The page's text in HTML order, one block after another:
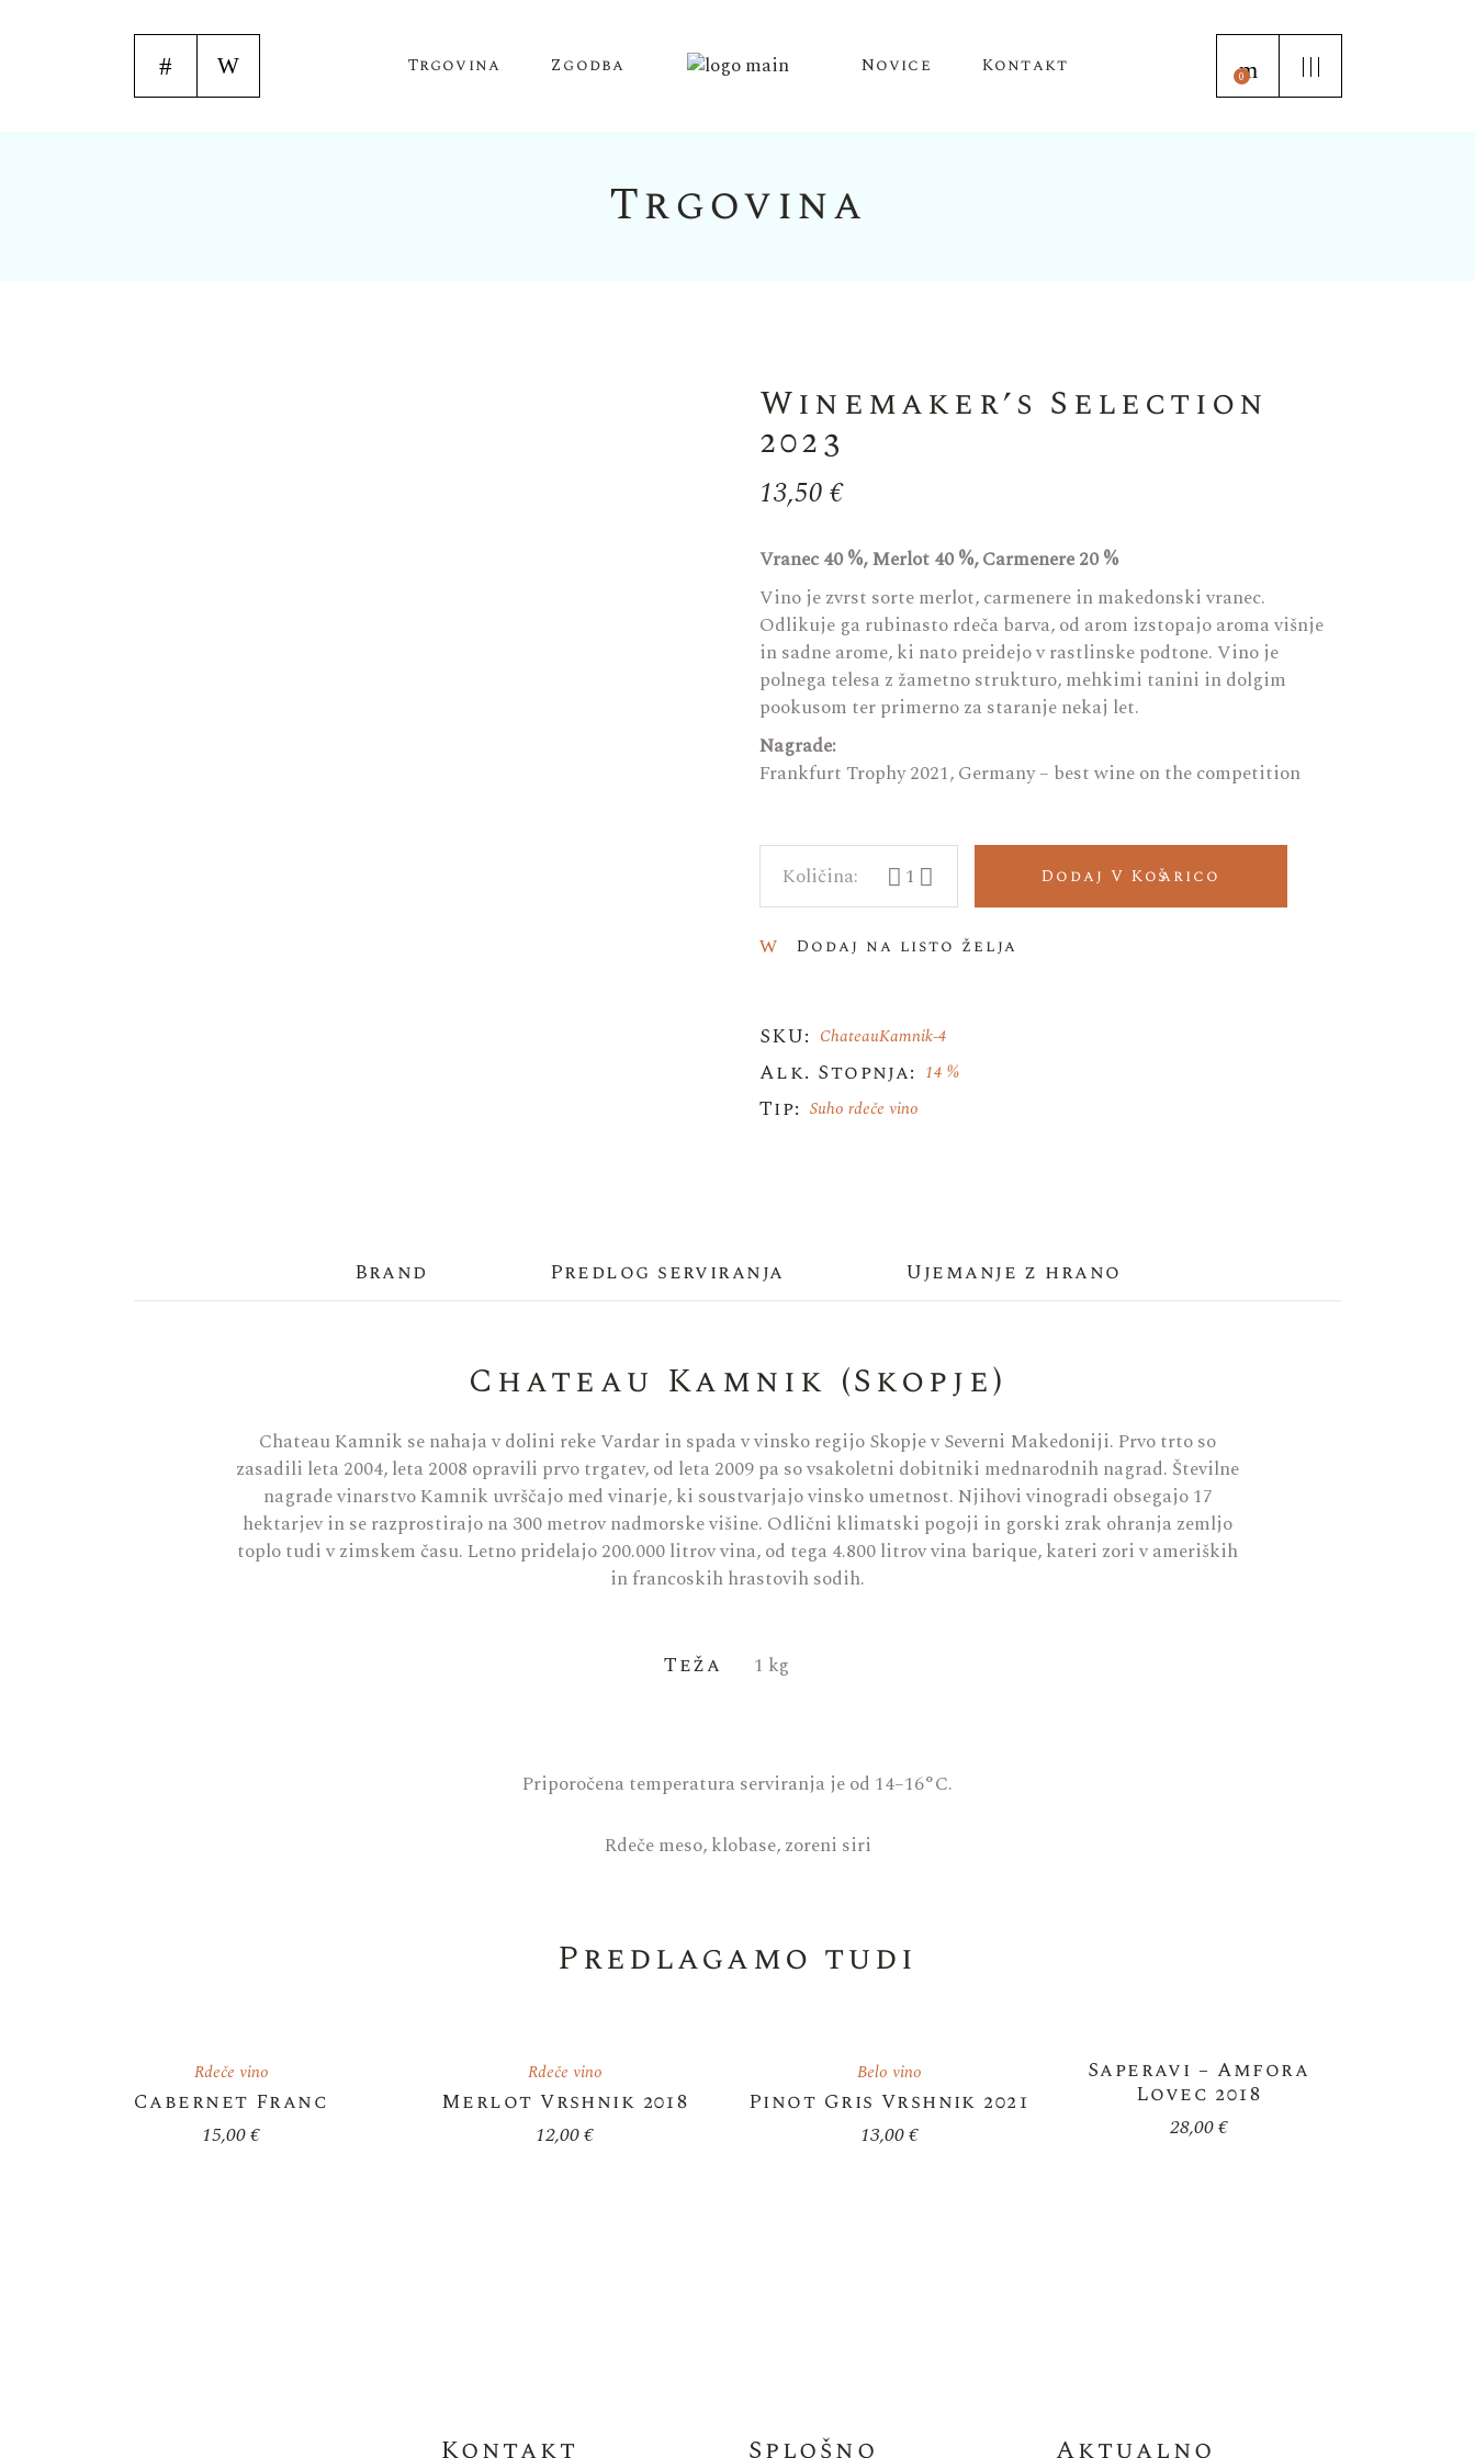
Trgovina Zgodba Novice Kontakt 0
Trgovina
Winemaker’s Selection
2023
13,50€
Vranec 40 %, Merlot 40 %, Carmenere 20 %
Vino je zvrst sorte merlot, carmenere in makedonski vranec.
Odlikuje ga rubinasto rdeča barva, od arom izstopajo aroma višnje
in sadne arome, ki nato preidejo v rastlinske podtone. Vino je
polnega telesa z žametno strukturo, mehkimi tanini in dolgim
pookusom ter primerno za staranje nekaj let.
Nagrade:
Frankfurt Trophy 2021, Germany – best wine on the competition
Winemaker's Selection 2023 quantity
Dodaj V Košarico
Dodaj na listo želja
SKU: ChateauKamnik-4
Alk. Stopnja: 14 %
Tip: Suho rdeče vino
Brand Predlog serviranja Ujemanje z hrano
Chateau Kamnik (Skopje)
Chateau Kamnik se nahaja v dolini reke Vardar in spada v vinsko regijo Skopje v Severni Makedoniji. Prvo trto so
zasadili leta 2004, leta 2008 opravili prvo trgatev, od leta 2009 pa so vsakoletni dobitniki mednarodnih nagrad. Številne
nagrade vinarstvo Kamnik uvrščajo med vinarje, ki soustvarjajo vinsko umetnost. Njihovi vinogradi obsegajo 17
hektarjev in se razprostirajo na 300 metrov nadmorske višine. Odlični klimatski pogoji in gorski zrak ohranja zemljo
toplo tudi v zimskem času. Letno pridelajo 200.000 litrov vina, od tega 4.800 litrov vina barique, kateri zori v ameriških
in francoskih hrastovih sodih.
Teža 1 kg
Priporočena temperatura serviranja je od 14–16°C.
Rdeče meso, klobase, zoreni siri
Predlagamo tudi
Rdeče vino
Cabernet Franc
15,00€
Rdeče vino
Merlot Vrshnik 2018
12,00€
Belo vino
Pinot Gris Vrshnik 2021
13,00€
Saperavi – Amfora
Lovec 2018
28,00€